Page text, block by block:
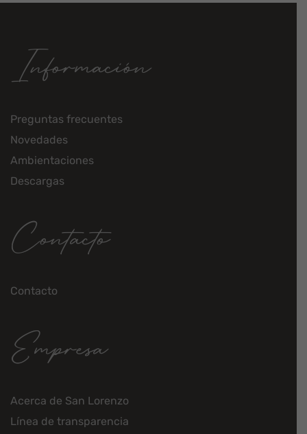
Información
Preguntas frecuentes
Novedades
Ambientaciones
Descargas
Contacto
Contacto
Empresa
Acerca de San Lorenzo
Línea de transparencia